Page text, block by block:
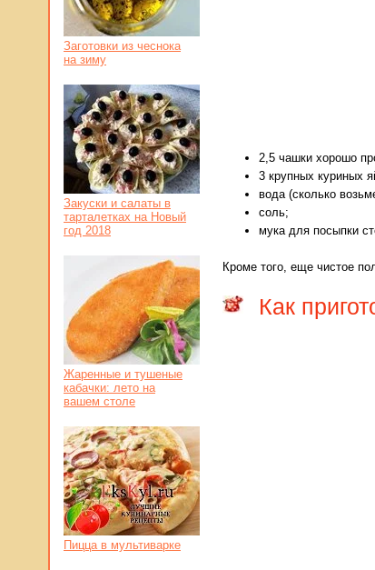
2,5 чашки хорошо
3 крупных куриных
вода (сколько
соль;
мука для посыпки
Кроме того, еще чистое
Как
Заготовки из чеснока
на зиму
Закуски и салаты в
тарталетках на Новый
год 2018
Жаренные и тушеные
кабачки: лето на
вашем столе
Пицца в мультиварке